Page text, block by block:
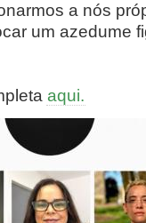
a nós
um azedume
aqui.